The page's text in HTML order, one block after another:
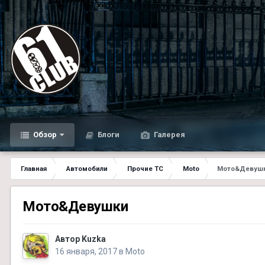
Обзор Блоги Галерея
Главная Автомобили Прочие ТС Moto
Мото&Девушки
Автор Kuzka
16 января, 2017в Moto